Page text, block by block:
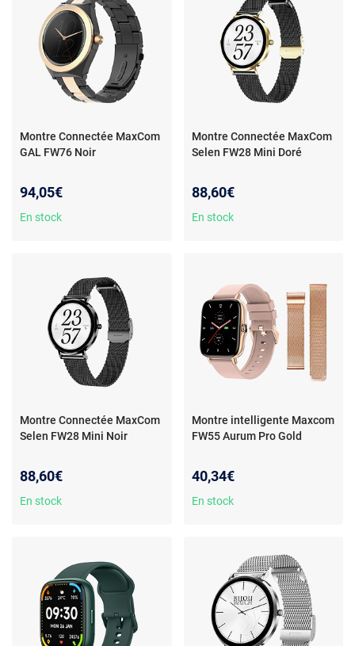
Montre Connectée MaxCom
GAL FW76 Noir
94,05€
En stock
Montre Connectée MaxCom
Selen FW28 Mini Doré
88,60€
En stock
Montre Connectée MaxCom
Selen FW28 Mini Noir
88,60€
En stock
Montre intelligente Maxcom
FW55 Aurum Pro Gold
40,34€
En stock